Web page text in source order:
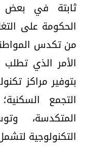
ثابتة في بعض
الحكومة على
من تكدس
الأمر الذي
بتوفير مراكز
التجمع
المتكدسة،
التكنولوجية